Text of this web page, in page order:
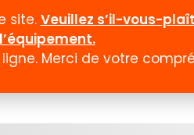
Promotion et rabais
site. Veuillez s’il-vous-
Merci de votre